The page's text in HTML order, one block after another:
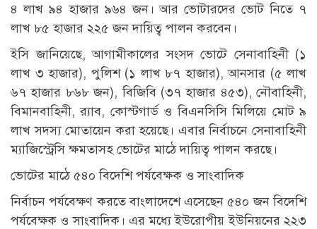
৪ লাখ ৯৪ হাজার ৯৬৪ জন। আর ভোটারদের ভোট নিতে ৭
লাখ ৮৫ হাজার ২২৫ জন দায়িত্ব পালন করবেন।
ইসি জানিয়েছে, আগামীকালের সংসদ ভোটে সেনাবাহিনী (১
লাখ ৩ হাজার), পুলিশ (১ লাখ ৮৭ হাজার), আনসার (৫ লাখ
৬৭ হাজার ৮৬৮ জন), বিজিবি (৩৭ হাজার ৪৫৩), নৌবাহিনী,
বিমানবাহিনী, র‌্যাব, কোস্টগার্ড ও বিএনসিসি মিলিয়ে মোট ৯
লাখ সদস্য মোতায়েন করা হয়েছে। এবার নির্বাচনে সেনাবাহিনী
ম্যাজিস্ট্রেসি ক্ষমতাসহ ভোটের মাঠে দায়িত্ব পালন করছে।
ভোটের মাঠে ৫৪০ বিদেশি পর্যবেক্ষক ও সাংবাদিক
নির্বাচন পর্যবেক্ষণ করতে বাংলাদেশে এসেছেন ৫৪০ জন বিদেশি
পর্যবেক্ষক ও সাংবাদিক। এর মধ্যে ইউরোপীয় ইউনিয়নের ২২৩